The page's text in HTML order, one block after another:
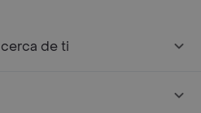
de ti